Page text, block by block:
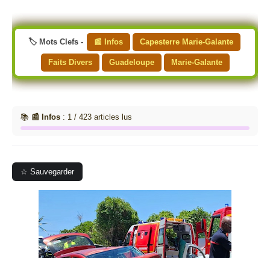
🏷️ Mots Clefs - 📰 Infos Capesterre Marie-Galante
Faits Divers Guadeloupe Marie-Galante
📚 📰 Infos : 1 / 423 articles lus
☆ Sauvegarder